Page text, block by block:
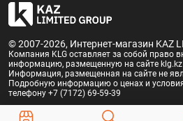
© 2007-2026, Интернет-магазин KAZ
Компания KLG оставляет за собой право
информацию, размещенную на сайте klg.kz
Информация, размещенная на сайте не
Подробную информацию о ценах и
телефону +7 (7172) 69-59-39